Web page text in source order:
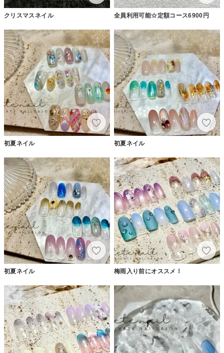
クリスマスネイル 全員利用可能☆定額コース6900円
初夏ネイル 初夏ネイル
初夏ネイル 梅雨入り前にオススメ！